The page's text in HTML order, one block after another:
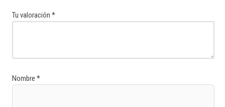
Tu valoración *
Nombre *